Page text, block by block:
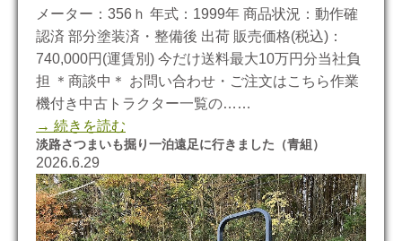
メーター：356ｈ 年式：1999年 商品状況：動作確
認済 部分塗装済・整備後 出荷 販売価格(税込)：
740,000円(運賃別) 今だけ送料最大10万円分当社負
担 ＊商談中＊ お問い合わせ・ご注文はこちら作業
機付き中古トラクター一覧の……
→ 続きを読む
淡路さつまいも掘り一泊遠足に行きました（青組）
2026.6.29